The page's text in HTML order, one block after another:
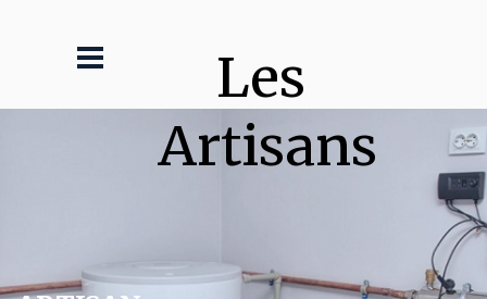
Les
Artisans